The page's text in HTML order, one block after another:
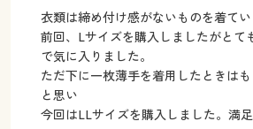
衣類は締め付け感がないものを着てい
前回、Lサイズを購入しましたがとて
で気に入りました。
ただ下に一枚薄手を着用したときは
と思い
今回はLLサイズを購入しました。満足